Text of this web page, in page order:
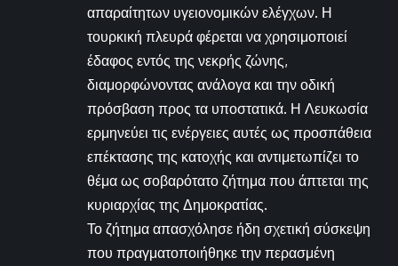
απαραίτητων υγειονομικών ελέγχων. Η
τουρκική πλευρά φέρεται να χρησιμοποιεί
έδαφος εντός της νεκρής ζώνης,
διαμορφώνοντας ανάλογα και την οδική
πρόσβαση προς τα υποστατικά. Η Λευκωσία
ερμηνεύει τις ενέργειες αυτές ως προσπάθεια
επέκτασης της κατοχής και αντιμετωπίζει το
θέμα ως σοβαρότατο ζήτημα που άπτεται της
κυριαρχίας της Δημοκρατίας.
Το ζήτημα απασχόλησε ήδη σχετική σύσκεψη
που πραγματοποιήθηκε την περασμένη